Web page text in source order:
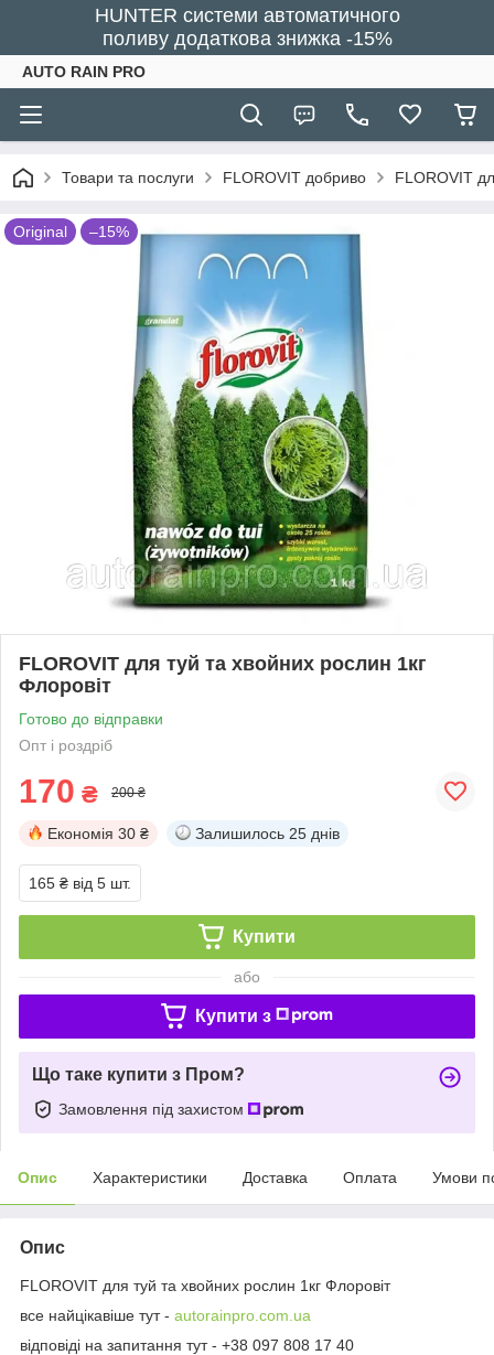
HUNTER системи автоматичного
поливу додаткова знижка -15%
AUTO RAIN PRO
Товари та послуги FLOROVIT добриво FLOROVIT
Original –15%
FLOROVIT для туй та хвойних рослин 1кг
Флоровіт
Готово до відправки
Опт і роздріб
170 ₴ 200 ₴
Економія 30 ₴ Залишилось 25 днів
165 ₴ від 5 шт.
Купити
або
Купити з
Що таке купити з Пром?
Замовлення під захистом
Опис Характеристики Доставка Оплата Умови
Опис
FLOROVIT для туй та хвойних рослин 1кг Флоровіт
все найцікавіше тут - autorainpro.com.ua
відповіді на запитання тут - +38 097 808 17 40